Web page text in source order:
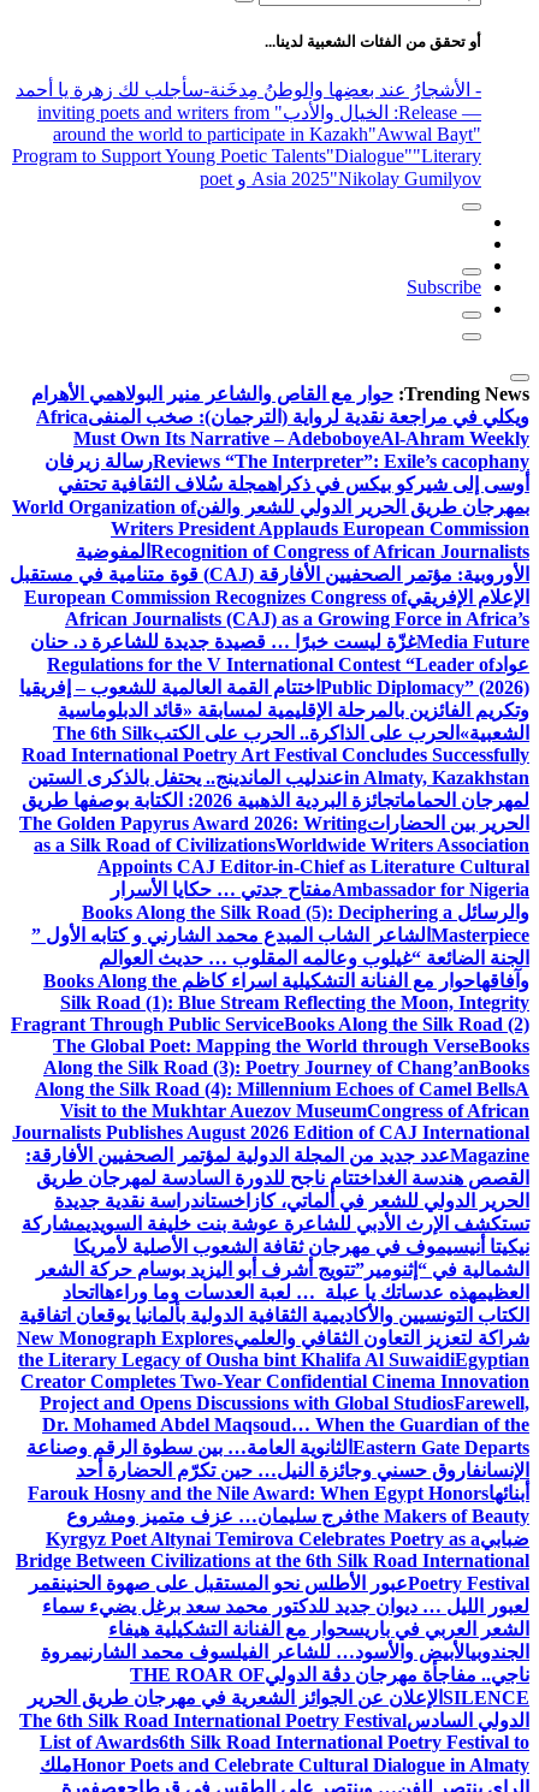
أو تحقق من الفئات الشعبية لدينا...
- الأشجارُ عند بعضِها والوطنُ مِدخَنة-سأجلب لك زهرة يا أحمد
— Release
: الخيال والأدب
" inviting poets and writers from
around the world to participate in Kazakh"Awwal Bayt"
Program to Support Young Poetic Talents"Dialogue""Literary
Asia 2025"Nikolay Gumilyov و poet
Subscribe
Trending News: حوار مع القاص والشاعر منير البولاهمي الأهرام
ويكلي في مراجعة نقدية لرواية (الترجمان): صخب المنفىAfrica
Must Own Its Narrative – AdeboboyeAl-Ahram Weekly
Reviews “The Interpreter”: Exile’s cacophanyرسالة زيرفان
أوسى إلى شيركو بيكس في ذكراهمجلة سُلاف الثقافية تحتفي
بمهرجان طريق الحرير الدولي للشعر والفنWorld Organization of
Writers President Applauds European Commission
Recognition of Congress of African Journalists المفوضية
الأوروبية: مؤتمر الصحفيين الأفارقة (CAJ) قوة متنامية في مستقبل
الإعلام الإفريقيEuropean Commission Recognizes Congress of
African Journalists (CAJ) as a Growing Force in Africa’s
Media Futureغزّة ليست خبرًا … قصيدة جديدة للشاعرة د. حنان
عوادRegulations for the V International Contest “Leader of
Public Diplomacy” (2026) اختتام القمة العالمية للشعوب – إفريقيا
وتكريم الفائزين بالمرحلة الإقليمية لمسابقة «قائد الدبلوماسية
الشعبية» الحرب على الذاكرة.. الحرب على الكتبThe 6th Silk
Road International Poetry Art Festival Concludes Successfully
in Almaty, Kazakhstanعندليب الماندينج.. يحتفل بالذكرى الستين
لمهرجان الحمامات
جائزة البردية الذهبية 2026: الكتابة بوصفها طريق
الحرير بين الحضاراتThe Golden Papyrus Award 2026: Writing
as a Silk Road of CivilizationsWorldwide Writers Association
Appoints CAJ Editor-in-Chief as Literature Cultural
Ambassador for Nigeriaمفتاح جدتي … حكايا الأسرار
والرسائل Books Along the Silk Road (5): Deciphering a
Masterpiece الشاعر الشاب المبدع محمد الشارني و كتابه الأول ”
الجنة الضائعة “غيلوب وعالمه المقلوب … حديث العوالم
وآفاقهاحوار مع الفنانة التشكيلية اسراء كاظم Books Along the
Silk Road (1): Blue Stream Reflecting the Moon, Integrity
Fragrant Through Public ServiceBooks Along the Silk Road (2)
The Global Poet: Mapping the World through VerseBooks
Along the Silk Road (3): Poetry Journey of Chang’anBooks
Along the Silk Road (4): Millennium Echoes of Camel BellsA
Visit to the Mukhtar Auezov MuseumCongress of African
Journalists Publishes August 2026 Edition of CAJ International
Magazineعدد جديد من المجلة الدولية لمؤتمر الصحفيين الأفارقة:
القصص هندسة الغد اختتام ناجح للدورة السادسة لمهرجان طريق
الحرير الدولي للشعر في ألماتي، كازاخستاندراسة نقدية جديدة
تستكشف الإرث الأدبي للشاعرة عوشة بنت خليفة السويديمشاركة
نيكيتا أنيسيموف في مهرجان ثقافة الشعوب الأصلية لأمريكا
الشمالية في “إثنومير”تتويج أشرف أبو اليزيد بوسام حركة الشعر
العظيمهذه عدساتك يا عبلة … لعبة العدسات وما وراءها اتحاد
الكتاب التونسيين والأكاديمية الثقافية الدولية بألمانيا يوقعان اتفاقية
شراكة لتعزيز التعاون الثقافي والعلميNew Monograph Explores
the Literary Legacy of Ousha bint Khalifa Al SuwaidiEgyptian
Creator Completes Two-Year Confidential Cinema Innovation
Project and Opens Discussions with Global StudiosFarewell,
Dr. Mohamed Abdel Maqsoud… When the Guardian of the
Eastern Gate Departs الثانوية العامة… بين سطوة الرقم وصناعة
الإنسانفاروق حسني وجائزة النيل… حين تكرّم الحضارة أحد
أبنائهاFarouk Hosny and the Nile Award: When Egypt Honors
the Makers of Beautyفرج سليمان… عزف متميز ومشروع
ضبابيKyrgyz Poet Altynai Temirova Celebrates Poetry as a
Bridge Between Civilizations at the 6th Silk Road International
Poetry Festivalعبور الأطلس نحو المستقبل على صهوة الحنينقمر
لعبور الليل … ديوان جديد للدكتور محمد سعد برغل يضيء سماء
الشعر العربي في باريسحوار مع الفنانة التشكيلية هيفاء
الجندوبيالأبيض والأسود… للشاعر الفيلسوف محمد الشارنيمروة
ناجي.. مفاجأة مهرجان دڨة الدوليTHE ROAR OF
SILENCE الإعلان عن الجوائز الشعرية في مهرجان طريق الحرير
الدولي السادسThe 6th Silk Road International Poetry Festival
List of Awards6th Silk Road International Poetry Festival to
Honor Poets and Celebrate Cultural Dialogue in Almatyملك